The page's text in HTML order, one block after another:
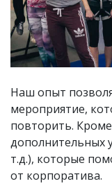
Наш опыт
мероприятие,
повторить.
дополнительных
т.д.), которые
от корпоратива.